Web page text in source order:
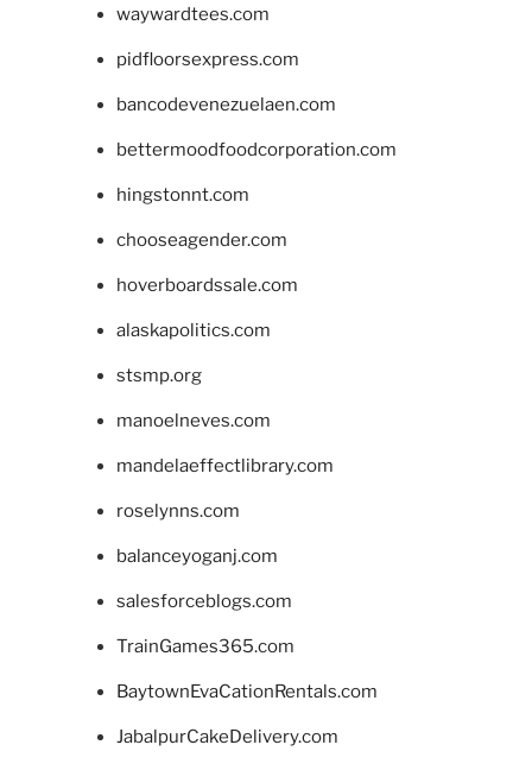
waywardtees.com
pidfloorsexpress.com
bancodevenezuelaen.com
bettermoodfoodcorporation.com
hingstonnt.com
chooseagender.com
hoverboardssale.com
alaskapolitics.com
stsmp.org
manoelneves.com
mandelaeffectlibrary.com
roselynns.com
balanceyoganj.com
salesforceblogs.com
TrainGames365.com
BaytownEvaCationRentals.com
JabalpurCakeDelivery.com